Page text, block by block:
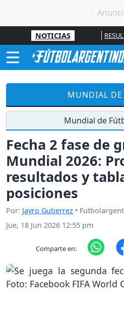
NOTICIAS
MUNDIAL DE
Mundial de
Fecha 2 fase de
Mundial 2026:
resultados y
posiciones
Por: Jayro Gutierrez •
Jue, 18 Jun 2026 12:55 pm
Comparte en: